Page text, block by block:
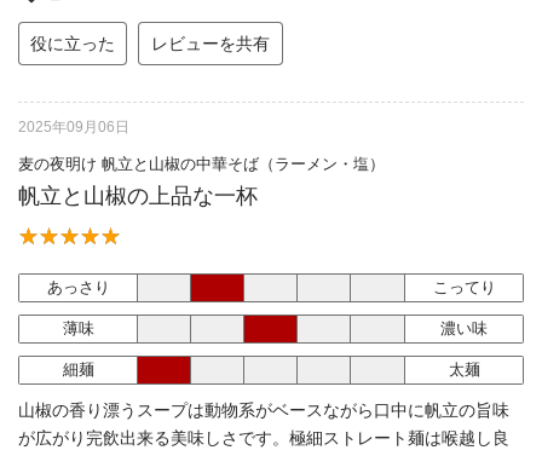
役に立った レビューを共有
2025年09月06日
麦の夜明け 帆立と山椒の中華そば（ラーメン・塩）
帆立と山椒の上品な一杯
あっさり こってり
薄味 濃い味
細麺 太麺
山椒の香り漂うスープは動物系がベースながら口中に帆立の旨味
が広がり完飲出来る美味しさです。極細ストレート麺は喉越し良